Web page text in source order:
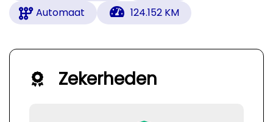
Automaat
124.152 KM
Zekerheden